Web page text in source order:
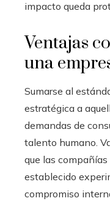
impacto queda
Ventajas
una
Sumarse al
estratégica a
demandas de
talento humano.
que las
establecido
compromiso